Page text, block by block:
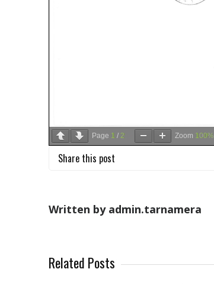
Page 1 / 2 Zoom 100%
Share this post
Written by admin.tarnamera
Related Posts